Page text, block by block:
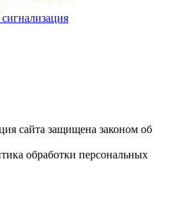
сайта защищена законом об
обработки персональных